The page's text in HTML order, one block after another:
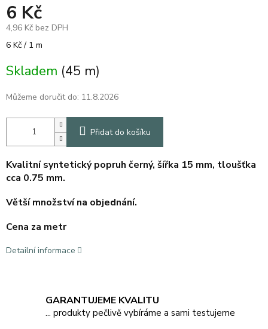
0,0
hvězdiček.
6 Kč
4,96 Kč bez DPH
Měrná
6 Kč / 1 m
Skladem (45 m)
Můžeme doručit do: 11.8.2026
Přidat do košíku
Kvalitní syntetický popruh černý, šířka 15 mm, tloušťka
cca 0.75 mm.
Větší množství na objednání.
Cena za metr
Detailní informace
GARANTUJEME KVALITU
... produkty pečlivě vybíráme a sami testujeme